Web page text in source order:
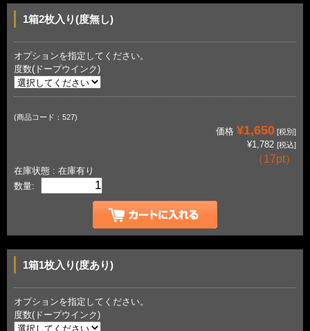
1箱2枚入り(度無し)
オプションを指定してください。
度数(ドープウインク)
(商品コード：527)
価格 ¥1,650 [税別]
¥1,782 [税込]
（17pt）
在庫状態 : 在庫有り
数量:
1箱1枚入り(度あり)
オプションを指定してください。
度数(ドープウインク)